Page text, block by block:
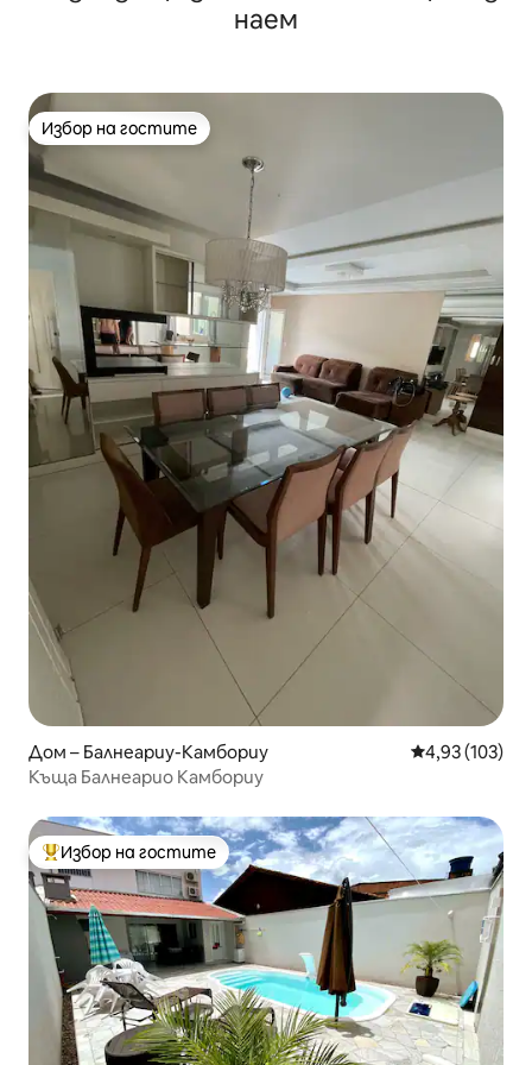
наем
Избор на гостите
Избор на гостите
Дом – Балнеариу-Камбориу Средна
4,93 (103)
Къща Балнеарио Камбориу
Най-популярен избор на гостите
Избор на гостите